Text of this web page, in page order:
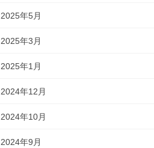
2025年5月
2025年3月
2025年1月
2024年12月
2024年10月
2024年9月